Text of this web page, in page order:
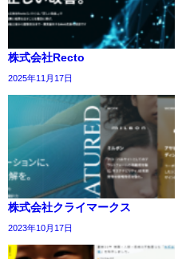
株式会社Recto
2025年11月17日
株式会社クライマークス
2023年10月17日